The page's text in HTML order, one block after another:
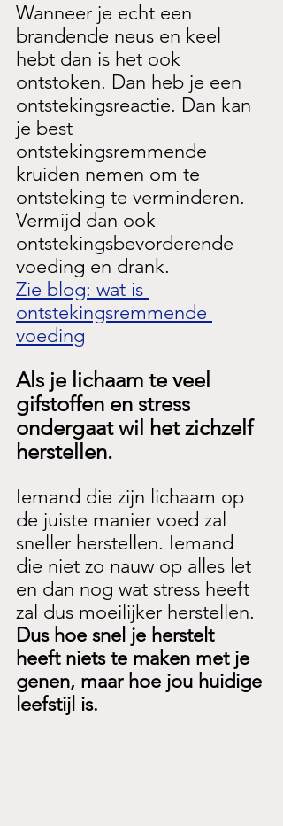
Wanneer je echt een
brandende neus en keel
hebt dan is het ook
ontstoken. Dan heb je een
ontstekingsreactie. Dan kan
je best
ontstekingsremmende
kruiden nemen om te
ontsteking te verminderen.
Vermijd dan ook
ontstekingsbevorderende
voeding en drank.
Zie blog: wat is
ontstekingsremmende
voeding
Als je lichaam te veel
gifstoffen en stress
ondergaat wil het zichzelf
herstellen.
Iemand die zijn lichaam op
de juiste manier voed zal
sneller herstellen. Iemand
die niet zo nauw op alles let
en dan nog wat stress heeft
zal dus moeilijker herstellen.
Dus hoe snel je herstelt
heeft niets te maken met je
genen, maar hoe jou huidige
leefstijl is.